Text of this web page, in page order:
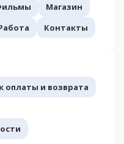
Магазин
Контакты
оплаты и возврата